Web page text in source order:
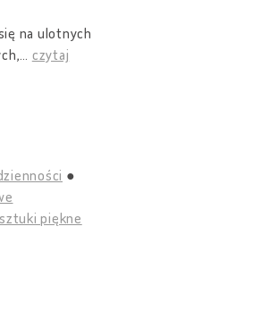
na ulotnych
… czytaj
sztuki piękne